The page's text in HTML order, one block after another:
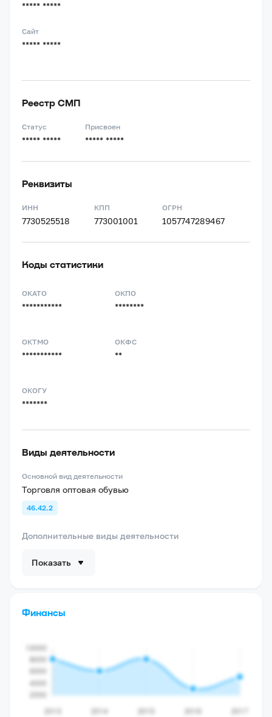
***** *****
Сайт
***** *****
Реестр СМП
Статус
***** *****
Присвоен
***** *****
Реквизиты
ИНН
7730525518
КПП
773001001
ОГРН
1057747289467
Коды статистики
ОКАТО
***********
ОКПО
********
ОКТМО
***********
ОКФС
**
ОКОГУ
*******
Виды деятельности
Основной вид деятельности
Торговля оптовая обувью
46.42.2
Дополнительные виды деятельности
Показать
Финансы